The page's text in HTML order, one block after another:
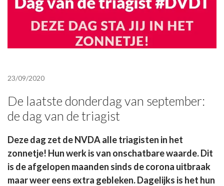
23/09/2020
De laatste donderdag van september:
de dag van de triagist
Deze dag zet de NVDA alle triagisten in het
zonnetje! Hun werk is van onschatbare waarde. Dit
is de afgelopen maanden sinds de corona uitbraak
maar weer eens extra gebleken. Dagelijks is het hun